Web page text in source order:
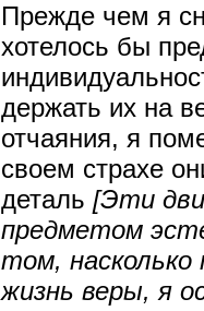
Прежде чем я
хотелось бы
держать их на
отчаяния, я
своем страхе
деталь [Эти
предметом
том,
жизнь веры, я